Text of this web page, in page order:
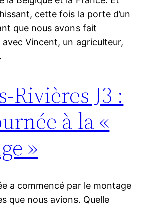
cette fois la porte d’un
que nous avons fait
Vincent, un agriculteur,
Rivières J3 :
à la «
»
a commencé par le montage
que nous avions. Quelle